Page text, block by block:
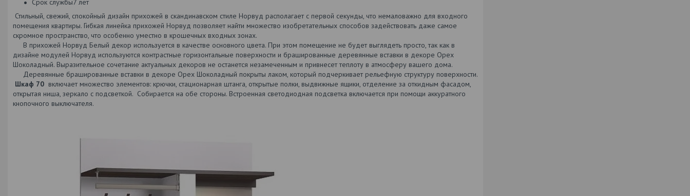
Срок службы7 лет
Стильный, свежий, спокойный дизайн прихожей в скандинавском стиле Норвуд располагает с первой секунды, что немаловажно для входного
помещения квартиры. Гибкая линейка прихожей Норвуд позволяет найти множество изобретательных способов задействовать даже самое
скромное пространство, что особенно уместно в крошечных входных зонах.
В прихожей Норвуд Белый декор используется в качестве основного цвета. При этом помещение не будет выглядеть просто, так как в
дизайне модулей Норвуд используются контрастные горизонтальные поверхности и брашированные деревянные вставки в декоре Орех
Шоколадный. Выразительное сочетание актуальных декоров не останется незамеченным и привнесет теплоту в атмосферу вашего дома.
Деревянные брашированные вставки в декоре Орех Шоколадный покрыты лаком, который подчеркивает рельефную структуру поверхности.
Шкаф 70 включает множество элементов: крючки, стационарная штанга, открытые полки, выдвижные ящики, отделение за откидным фасадом,
открытая ниша, зеркало с подсветкой. Собирается на обе стороны. Встроенная светодиодная подсветка включается при помощи аккуратного
кнопочного выключателя.